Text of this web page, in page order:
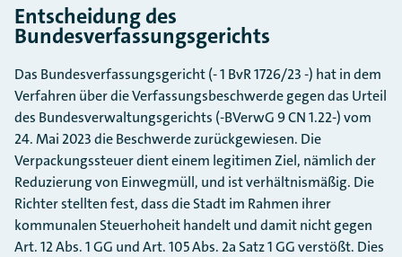
Entscheidung des
Bundesverfassungsgerichts
Das Bundesverfassungsgericht (- 1 BvR 1726/23 -) hat in dem
Verfahren über die Verfassungsbeschwerde gegen das Urteil
des Bundesverwaltungsgerichts (-BVerwG 9 CN 1.22-) vom
24. Mai 2023 die Beschwerde zurückgewiesen. Die
Verpackungssteuer dient einem legitimen Ziel, nämlich der
Reduzierung von Einwegmüll, und ist verhältnismäßig. Die
Richter stellten fest, dass die Stadt im Rahmen ihrer
kommunalen Steuerhoheit handelt und damit nicht gegen
Art. 12 Abs. 1 GG und Art. 105 Abs. 2a Satz 1 GG verstößt. Dies